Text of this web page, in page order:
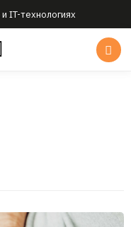
IT-технологиях